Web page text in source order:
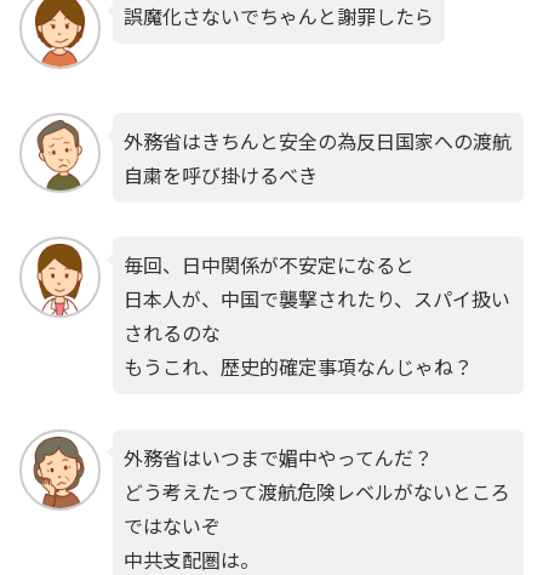
誤魔化さないでちゃんと謝罪したら
外務省はきちんと安全の為反日国家への渡航
自粛を呼び掛けるべき
毎回、日中関係が不安定になると
日本人が、中国で襲撃されたり、スパイ扱い
されるのな
もうこれ、歴史的確定事項なんじゃね？
外務省はいつまで媚中やってんだ？
どう考えたって渡航危険レベルがないところ
ではないぞ
中共支配圏は。